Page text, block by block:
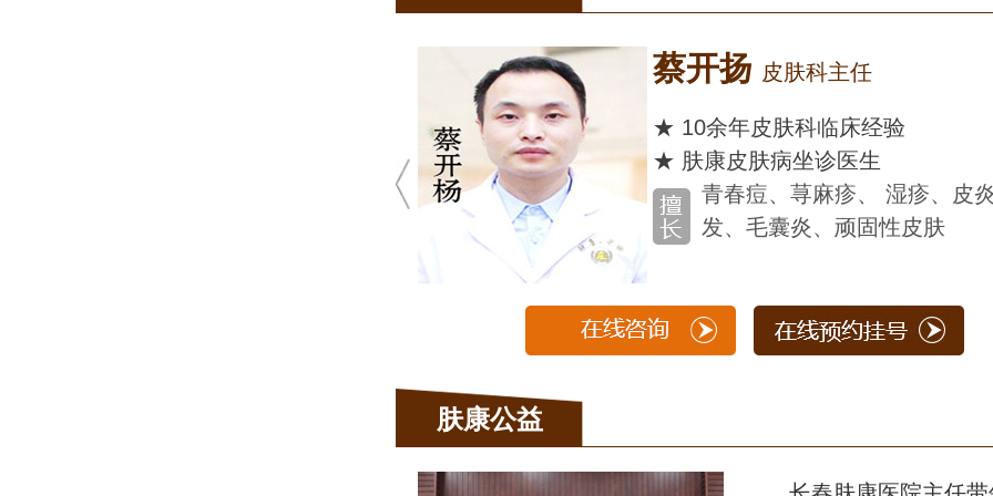
皮肤科主任
★ 10余年皮肤科临床经验
★ 肤康皮肤病坐诊医生
青春痘、荨麻疹、 湿疹、皮炎、脱
发、毛囊炎、顽固性皮肤
肤康公益